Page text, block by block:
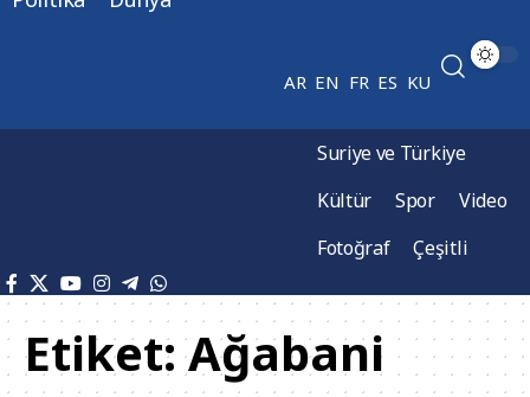
AR EN FR ES KU
Suriye ve Türkiye
Kültür
Spor
Video
Fotoğraf
Çeşitli
Etiket:Ağabani